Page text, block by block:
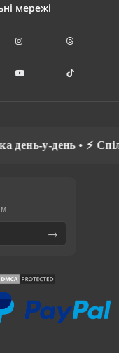
мережі
рідною
→